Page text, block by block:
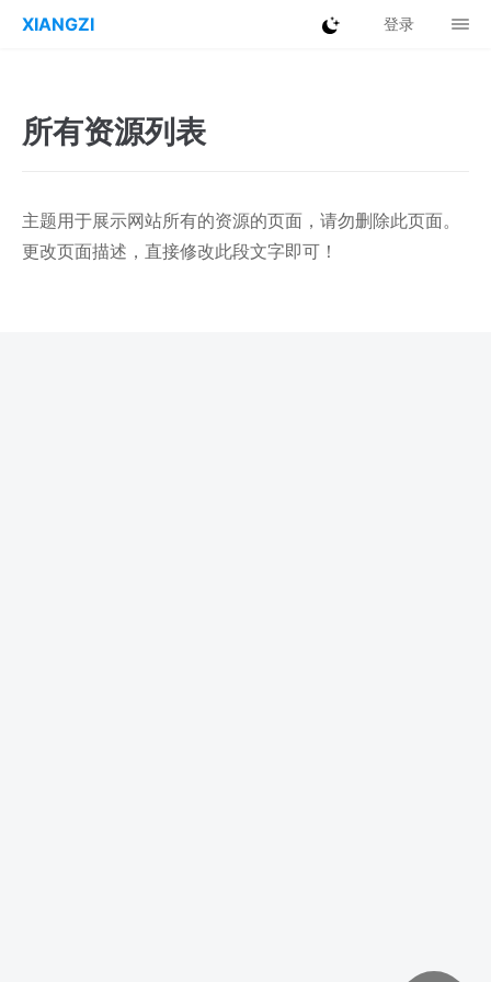
XIANGZI 登录
所有资源列表
主题用于展示网站所有的资源的页面，请勿删除此页面。
更改页面描述，直接修改此段文字即可！